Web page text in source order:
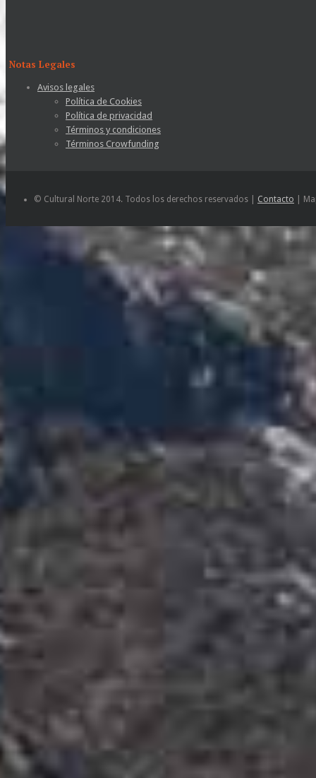
Notas Legales
Avisos legales
Política de Cookies
Política de privacidad
Términos y condiciones
Términos Crowfunding
© Cultural Norte 2014. Todos los derechos reservados | Contacto |